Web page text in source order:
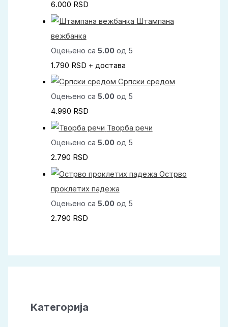
6.000 RSD
Штампана
вежбанка
Оцењено са 5.00од 5
1.790 RSD + достава
Српски средом
Оцењено са 5.00од 5
4.990 RSD
Творба речи
Оцењено са 5.00од 5
2.790 RSD
Острво
проклетих падежа
Оцењено са 5.00од 5
2.790 RSD
Категорија